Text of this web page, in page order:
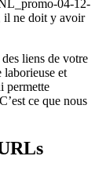
04-12-
il ne doit y avoir
liens de votre
laborieuse et
permette
ce que nous